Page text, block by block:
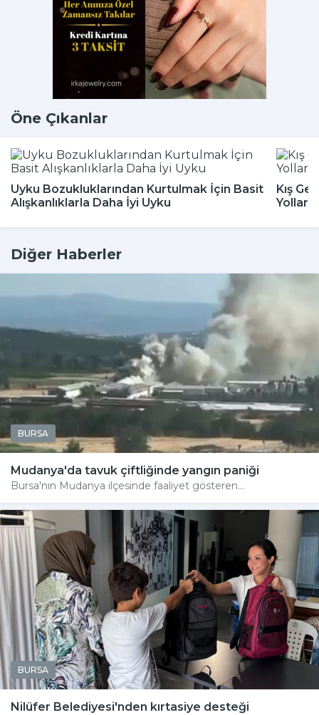
Öne Çıkanlar
Uyku Bozukluklarından Kurtulmak İçin Basit
Alışkanlıklarla Daha İyi Uyku
Kış
Yolları
Diğer Haberler
BURSA
Mudanya'da tavuk çiftliğinde yangın paniği
Bursa'nın Mudanya ilçesinde faaliyet gösteren...
BURSA
Nilüfer Belediyesi'nden kırtasiye desteği